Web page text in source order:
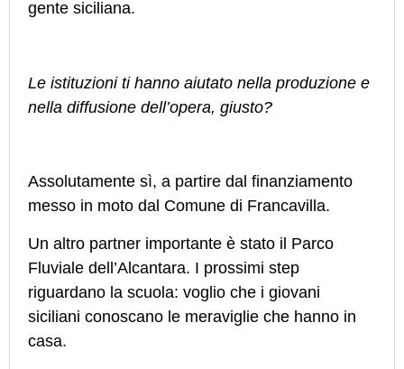
gente siciliana.
Le istituzioni ti hanno aiutato nella produzione e
nella diffusione dell’opera, giusto?
Assolutamente sì, a partire dal finanziamento
messo in moto dal Comune di Francavilla.
Un altro partner importante è stato il Parco
Fluviale dell’Alcantara. I prossimi step
riguardano la scuola: voglio che i giovani
siciliani conoscano le meraviglie che hanno in
casa.